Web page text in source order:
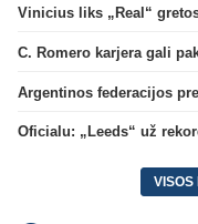
Vinicius liks „Real“
C. Romero karjera gali
VISOS